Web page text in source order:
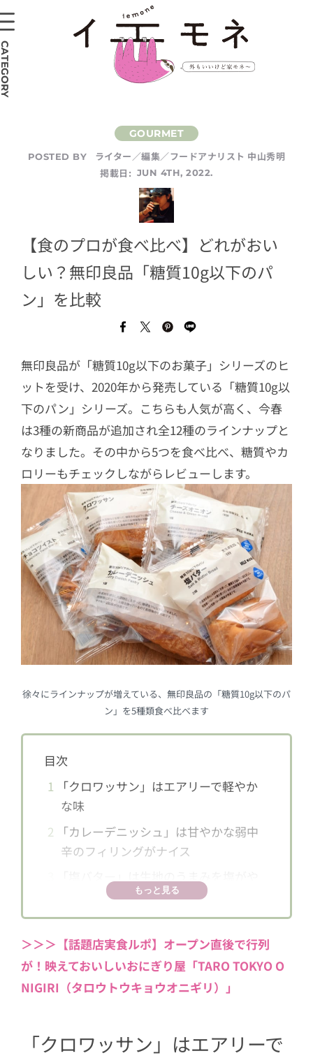
POSTED BY
ライター／編集／フードアナリスト 中山秀明
掲載日: JUN 4TH, 2022.
【食のプロが食べ比べ】どれがおい
しい？無印良品「糖質10g以下のパ
ン」を比較
無印良品が「糖質10g以下のお菓子」シリーズのヒ
ットを受け、2020年から発売している「糖質10g以
下のパン」シリーズ。こちらも人気が高く、今春
は3種の新商品が追加され全12種のラインナップと
なりました。その中から5つを食べ比べ、糖質やカ
ロリーもチェックしながらレビューします。
徐々にラインナップが増えている、無印良品の「糖質10g以下のパ
ン」を5種類食べ比べます
目次
1 「クロワッサン」はエアリーで軽やか
な味
2 「カレーデニッシュ」は甘やかな弱中
辛のフィリングがナイス
さしく引き立てる
4「チーズオニオン」はチーズが香ばし
く食感はムッチリ
5「チョコツイスト」は塩味にチョコが
寄り添う大人な甘さ
もっと見る
＞＞＞【話題店実食ルポ】オープン直後で行列
が！映えておいしいおにぎり屋「TARO TOKYO O
NIGIRI（タロウトウキョウオニギリ）」
「クロワッサン」はエアリーで